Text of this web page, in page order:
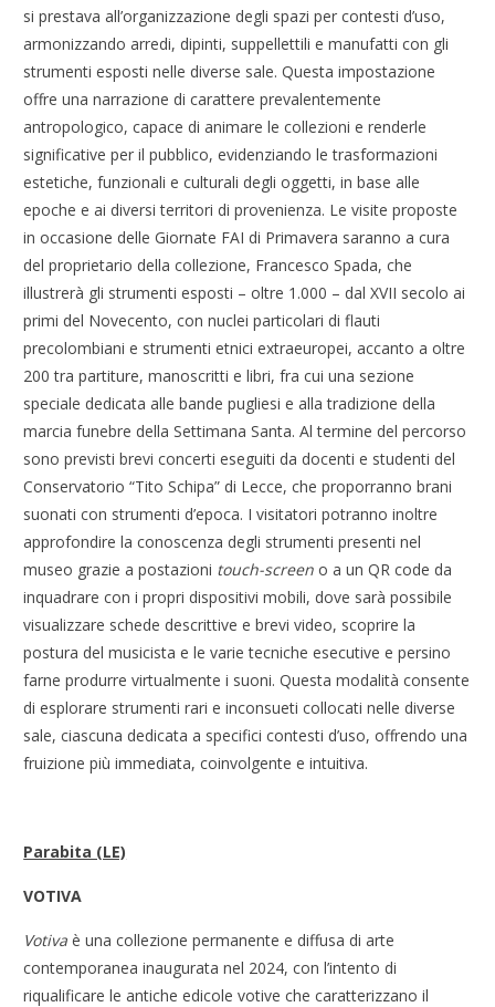
si prestava all’organizzazione degli spazi per contesti d’uso,
armonizzando arredi, dipinti, suppellettili e manufatti con gli
strumenti esposti nelle diverse sale. Questa impostazione
offre una narrazione di carattere prevalentemente
antropologico, capace di animare le collezioni e renderle
significative per il pubblico, evidenziando le trasformazioni
estetiche, funzionali e culturali degli oggetti, in base alle
epoche e ai diversi territori di provenienza. Le visite proposte
in occasione delle Giornate FAI di Primavera saranno a cura
del proprietario della collezione, Francesco Spada, che
illustrerà gli strumenti esposti – oltre 1.000 – dal XVII secolo ai
primi del Novecento, con nuclei particolari di flauti
precolombiani e strumenti etnici extraeuropei, accanto a oltre
200 tra partiture, manoscritti e libri, fra cui una sezione
speciale dedicata alle bande pugliesi e alla tradizione della
marcia funebre della Settimana Santa. Al termine del percorso
sono previsti brevi concerti eseguiti da docenti e studenti del
Conservatorio “Tito Schipa” di Lecce, che proporranno brani
suonati con strumenti d’epoca. I visitatori potranno inoltre
approfondire la conoscenza degli strumenti presenti nel
museo grazie a postazioni touch-screen o a un QR code da
inquadrare con i propri dispositivi mobili, dove sarà possibile
visualizzare schede descrittive e brevi video, scoprire la
postura del musicista e le varie tecniche esecutive e persino
farne produrre virtualmente i suoni. Questa modalità consente
di esplorare strumenti rari e inconsueti collocati nelle diverse
sale, ciascuna dedicata a specifici contesti d’uso, offrendo una
fruizione più immediata, coinvolgente e intuitiva.
Parabita (LE)
VOTIVA
Votiva è una collezione permanente e diffusa di arte
contemporanea inaugurata nel 2024, con l’intento di
riqualificare le antiche edicole votive che caratterizzano il